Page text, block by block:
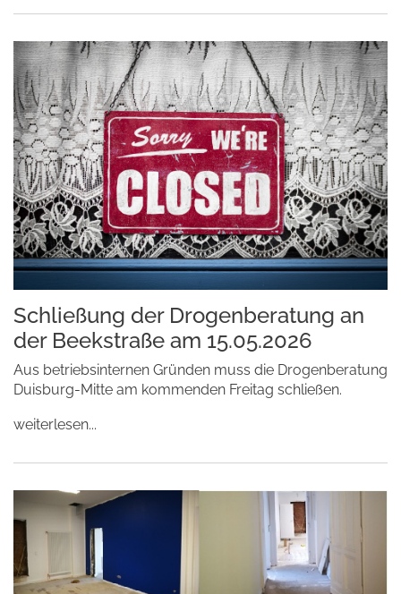
Schließung der Drogenberatung an
der Beekstraße am 15.05.2026
Aus betriebsinternen Gründen muss die Drogenberatung
Duisburg-Mitte am kommenden Freitag schließen.
weiterlesen...